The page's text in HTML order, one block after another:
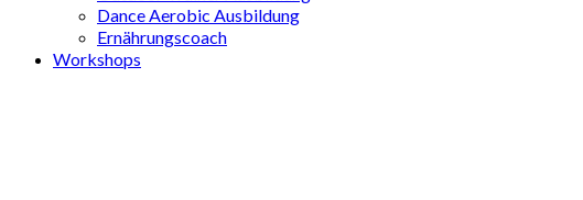
Dance Aerobic Ausbildung
Ernährungscoach
Workshops